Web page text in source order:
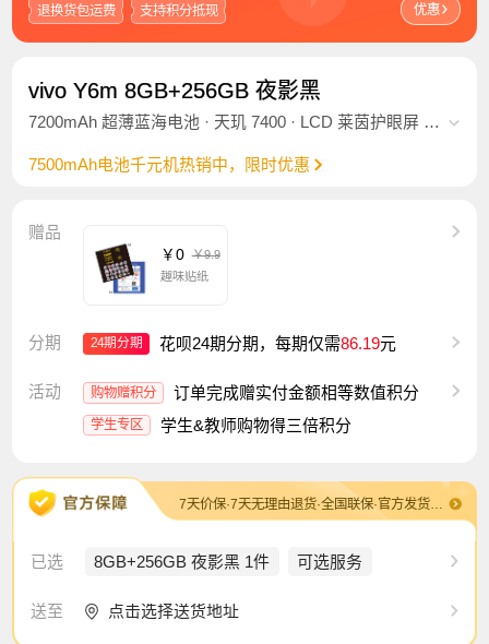
退换货包运费
支持积分抵现 优惠
vivo Y6m 8GB+256GB 夜影黑
7200mAh 超薄蓝海电池 · 天玑 7400 · LCD 莱茵护眼屏 ·
7500mAh电池千元机热销中，限时优惠
赠品
￥0 ￥9.9
趣味贴纸
分期 24期分期 花呗24期分期，每期仅需86.19元
活动 购物赠积分 订单完成赠实付金额相等数值积分
学生专区 学生&教师购物得三倍积分
7天价保·7天无理由退货·全国联保·官方发货及售后·退换货包运费
已选 8GB+256GB 夜影黑 1件 可选服务
送至 点击选择送货地址